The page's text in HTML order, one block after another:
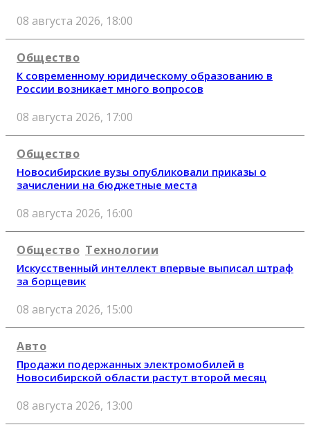
08 августа 2026, 18:00
Общество
К современному юридическому образованию в
России возникает много вопросов
08 августа 2026, 17:00
Общество
Новосибирские вузы опубликовали приказы о
зачислении на бюджетные места
08 августа 2026, 16:00
Общество Технологии
Искусственный интеллект впервые выписал штраф
за борщевик
08 августа 2026, 15:00
Авто
Продажи подержанных электромобилей в
Новосибирской области растут второй месяц
08 августа 2026, 13:00